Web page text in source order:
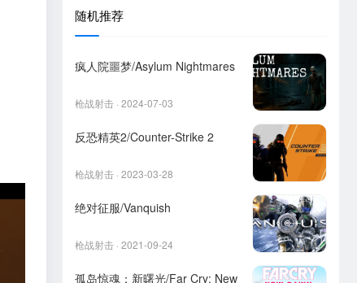
随机推荐
疯人院噩梦/Asylum Nightmares
枪战射击 · 2024-07-03
反恐精英2/Counter-Strike 2
枪战射击 · 2023-03-28
绝对征服/Vanquish
枪战射击 · 2021-09-24
孤岛惊魂：新曙光/Far Cry: New